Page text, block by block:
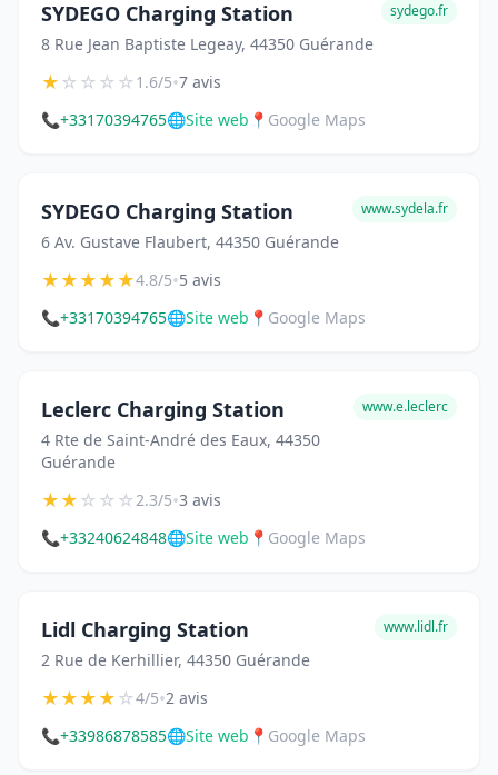
SYDEGO Charging Station
8 Rue Jean Baptiste Legeay, 44350 Guérande
sydego.fr
★☆☆☆☆1.6/5•7 avis
📞+33170394765🌐Site web 📍 Google Maps
SYDEGO Charging Station
6 Av. Gustave Flaubert, 44350 Guérande
www.sydela.fr
★★★★★4.8/5•5 avis
📞+33170394765🌐Site web 📍 Google Maps
Leclerc Charging Station
4 Rte de Saint-André des Eaux, 44350
Guérande
www.e.leclerc
★★☆☆☆2.3/5•3 avis
📞+33240624848🌐Site web 📍 Google Maps
Lidl Charging Station
2 Rue de Kerhillier, 44350 Guérande
www.lidl.fr
★★★★☆4/5•2 avis
📞+33986878585🌐Site web 📍 Google Maps